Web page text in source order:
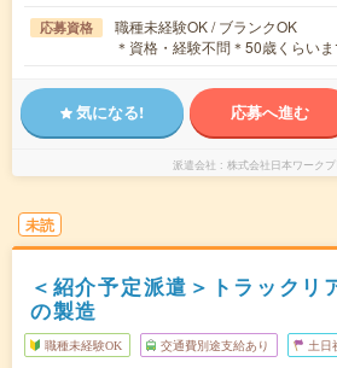
応募資格
職種未経験OK / ブランクOK
＊資格・経験不問＊50歳くらい
気になる! 応募へ進む
派遣会社 株式会社日本ワーク
未読
＜紹介予定派遣＞トラックリ
の製造
職種未経験OK 交通費別途支給あり 土日